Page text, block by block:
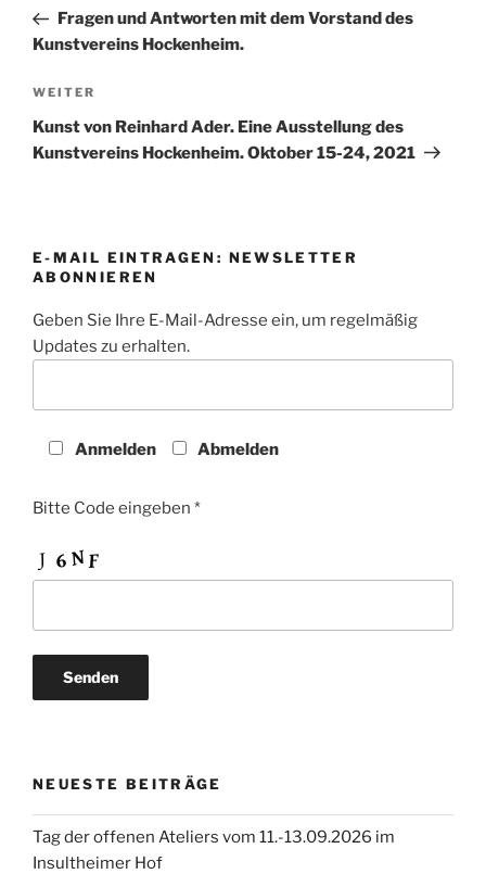
Beitrag
Fragen und Antworten mit dem Vorstand des
Kunstvereins Hockenheim.
Nächster
Beitrag
WEITER
Kunst von Reinhard Ader. Eine Ausstellung des
Kunstvereins Hockenheim. Oktober 15-24, 2021
E-MAIL EINTRAGEN: NEWSLETTER
ABONNIEREN
Geben Sie Ihre E-Mail-Adresse ein, um regelmäßig
Updates zu erhalten.
Anmelden Abmelden
Bitte Code eingeben *
NEUESTE BEITRÄGE
Tag der offenen Ateliers vom 11.-13.09.2026 im
Insultheimer Hof